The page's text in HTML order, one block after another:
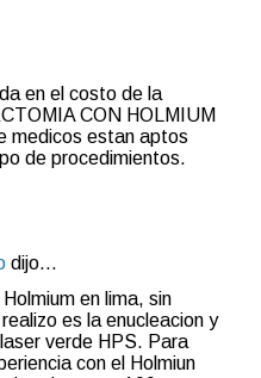
en el costo de la
CON HOLMIUM
medicos estan aptos
de procedimientos.
dijo…
en lima, sin
es la enucleacion y
verde HPS. Para
con el Holmiun